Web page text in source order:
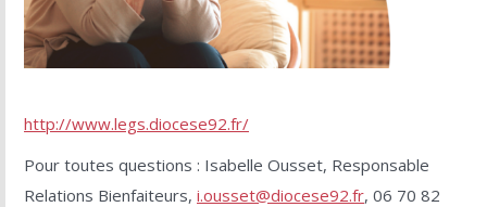
http://www.legs.diocese92.fr/
Pour toutes questions : Isabelle Ousset, Responsable
Relations Bienfaiteurs, i.ousset@diocese92.fr, 06 70 82